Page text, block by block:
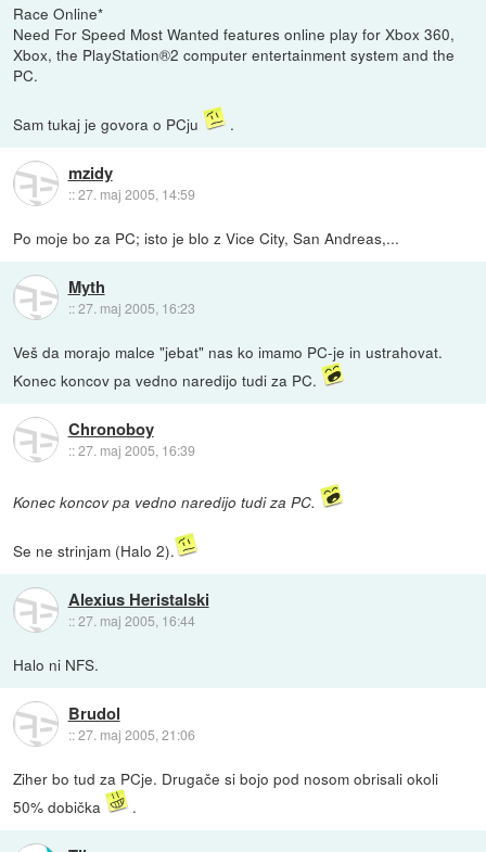
Race Online*
Need For Speed Most Wanted features online play for Xbox 360,
Xbox, the PlayStation®2 computer entertainment system and the
PC.
Sam tukaj je govora o PCju .
mzidy
::27. maj 2005, 14:59
Po moje bo za PC; isto je blo z Vice City, San Andreas,...
Myth
::27. maj 2005, 16:23
Veš da morajo malce "jebat" nas ko imamo PC-je in ustrahovat.
Konec koncov pa vedno naredijo tudi za PC.
Chronoboy
::27. maj 2005, 16:39
Konec koncov pa vedno naredijo tudi za PC.
Se ne strinjam (Halo 2).
Alexius Heristalski
::27. maj 2005, 16:44
Halo ni NFS.
Brudol
::27. maj 2005, 21:06
Ziher bo tud za PCje. Drugače si bojo pod nosom obrisali okoli
50% dobička
.